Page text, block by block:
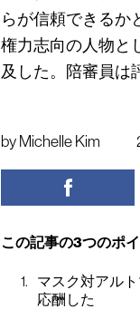
らが信頼できるか
権力志向の人物と
及した。陪審員は
by Michelle Kim
この記事の3つのポ
マスク対アル
応酬した